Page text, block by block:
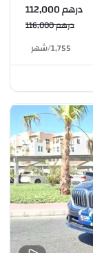
درهم 112,000
درهم 116,000
1,755
/شهر